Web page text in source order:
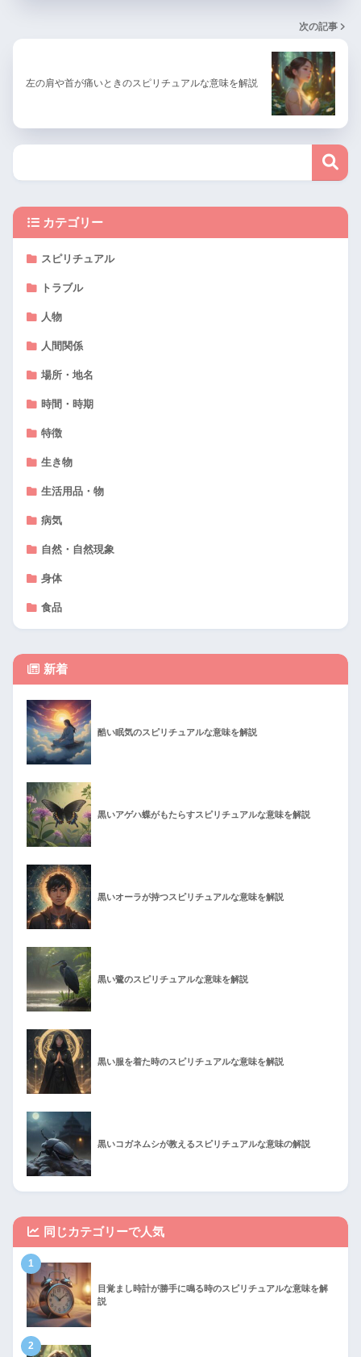
次の記事
左の肩や首が痛いときのスピリチュアルな意味を解説
カテゴリー
スピリチュアル
トラブル
人物
人間関係
場所・地名
時間・時期
特徴
生き物
生活用品・物
病気
自然・自然現象
身体
食品
新着
酷い眠気のスピリチュアルな意味を解説
黒いアゲハ蝶がもたらすスピリチュアルな意味を解説
黒いオーラが持つスピリチュアルな意味を解説
黒い鷺のスピリチュアルな意味を解説
黒い服を着た時のスピリチュアルな意味を解説
黒いコガネムシが教えるスピリチュアルな意味の解説
同じカテゴリーで人気
1
目覚まし時計が勝手に鳴る時のスピリチュアルな意味を解
説
2